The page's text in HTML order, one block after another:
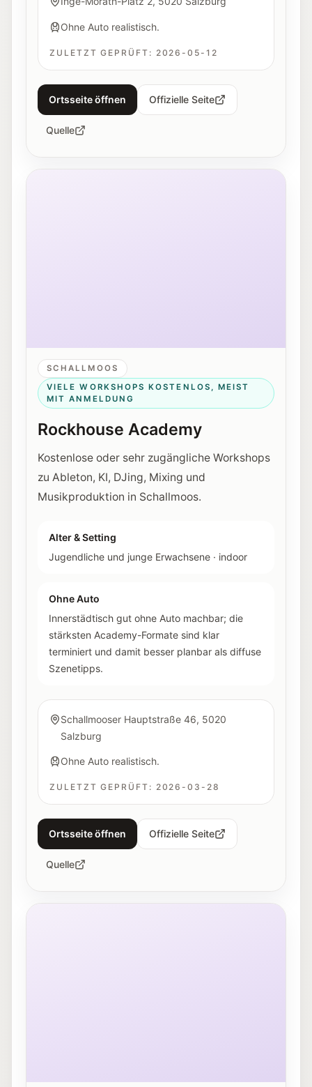
Ohne Auto realistisch.
ZULETZT GEPRÜFT: 2026-05-12
Ortsseite öffnen Offizielle Seite
Quelle
Außenansicht des Rockhouse Salzburg in der
SCHALLMOOS
VIELE WORKSHOPS KOSTENLOS, MEIST
MIT ANMELDUNG
Rockhouse Academy
Kostenlose oder sehr zugängliche Workshops
zu Ableton, KI, DJing, Mixing und
Musikproduktion in Schallmoos.
Alter & Setting
Jugendliche und junge Erwachsene · indoor
Ohne Auto
Innerstädtisch gut ohne Auto machbar; die
stärksten Academy-Formate sind klar
terminiert und damit besser planbar als diffuse
Szenetipps.
Schallmooser Hauptstraße 46, 5020
Salzburg
Ohne Auto realistisch.
ZULETZT GEPRÜFT: 2026-03-28
Ortsseite öffnen Offizielle Seite
Quelle
Museum der Moderne Salzburg am Mönchsberg.